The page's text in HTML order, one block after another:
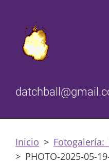
Inicio > Fotogalería:
> PHOTO-2025-05-